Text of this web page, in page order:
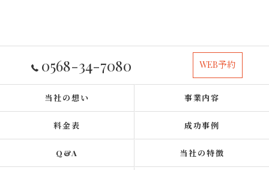
0568-34-7080 WEB予約
当社の想い 事業内容
料金表 成功事例
Q&A 当社の特徴